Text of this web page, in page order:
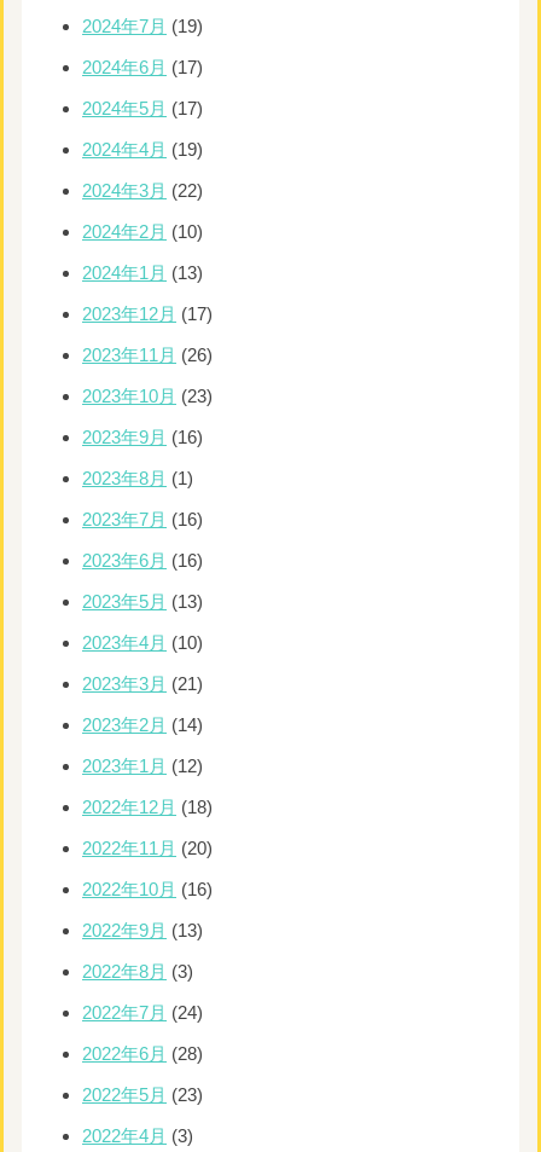
2024年7月 (19)
2024年6月 (17)
2024年5月 (17)
2024年4月 (19)
2024年3月 (22)
2024年2月 (10)
2024年1月 (13)
2023年12月 (17)
2023年11月 (26)
2023年10月 (23)
2023年9月 (16)
2023年8月 (1)
2023年7月 (16)
2023年6月 (16)
2023年5月 (13)
2023年4月 (10)
2023年3月 (21)
2023年2月 (14)
2023年1月 (12)
2022年12月 (18)
2022年11月 (20)
2022年10月 (16)
2022年9月 (13)
2022年8月 (3)
2022年7月 (24)
2022年6月 (28)
2022年5月 (23)
2022年4月 (3)